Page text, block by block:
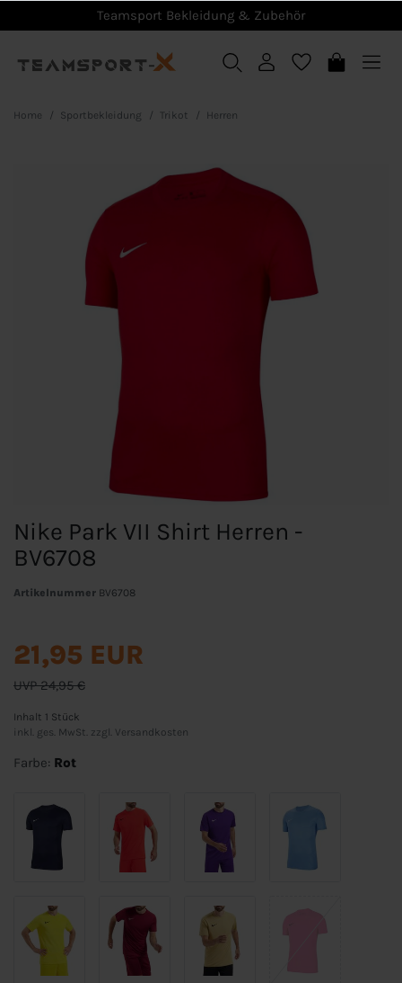
Teamsport Bekleidung & Zubehör
Home Sportbekleidung Trikot Herren
Nike Park VII Shirt Herren -
BV6708
Artikelnummer BV6708
UVP 24,95 €
21,95 EUR
Inhalt 1 Stück
inkl. ges. MwSt. zzgl.
Versandkosten
Farbe: Rot